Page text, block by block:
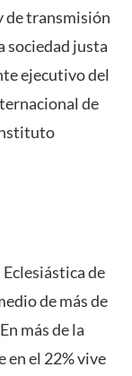
de transmisión
sociedad justa
ejecutivo del
de
de
de más de
más de la
en el 22% vive